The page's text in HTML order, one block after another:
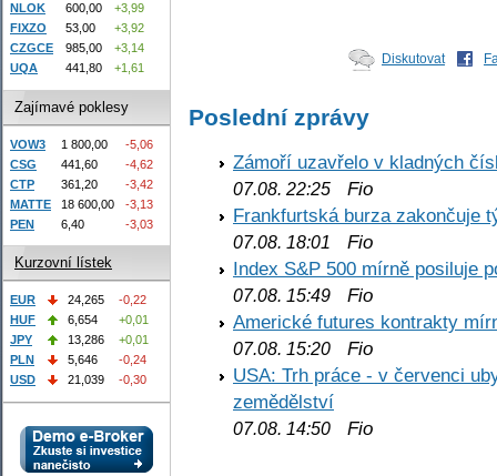
Diskutovat
Poslední zprávy
Zámoří uzavřelo v kladných
07.08. 22:25 Fio
Frankfurtská burza zakončuje
07.08. 18:01
Fio
Index S&P 500 mírně posiluje
07.08. 15:49 Fio
Americké futures kontrakty
07.08. 15:20 Fio
USA: Trh práce - v červenci
zemědělství
07.08. 14:50 Fio
NLOK
600,00
+3,99
FIXZO
53,00
+3,92
CZGCE
985,00
+3,14
UQA
441,80 +1,61
Zajímavé poklesy
VOW3 1 800,00
-5,06
CSG
441,60
-4,62
CTP
361,20
-3,42
MATTE
18 600,00
-3,13
PEN
6,40 -3,03
Kurzovní lístek
EUR 24,265
-0,22
HUF
6,654
+0,01
JPY
13,286
+0,01
PLN
5,646
-0,24
USD
21,039 -0,30